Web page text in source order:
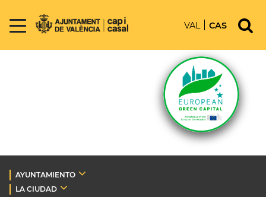
VAL CAS
AYUNTAMIENTO
LA CIUDAD